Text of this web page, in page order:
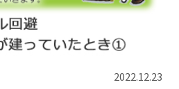
2022.12.23